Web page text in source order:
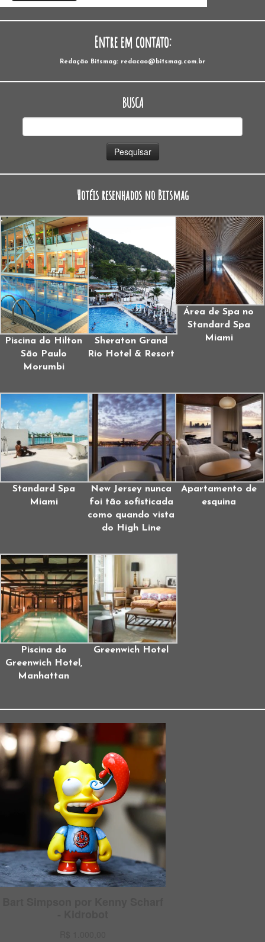
Entre em contato:
Redação Bitsmag: redacao@bitsmag.com.br
BUSCA
Hotéis resenhados no Bitsmag
Piscina do Hilton
São Paulo
Morumbi
Sheraton Grand
Rio Hotel & Resort
Área de Spa no
Standard Spa
Miami
Standard Spa
Miami
New Jersey nunca
foi tão sofisticada
como quando vista
do High Line
Apartamento de
esquina
Piscina do
Greenwich Hotel,
Manhattan
Greenwich Hotel